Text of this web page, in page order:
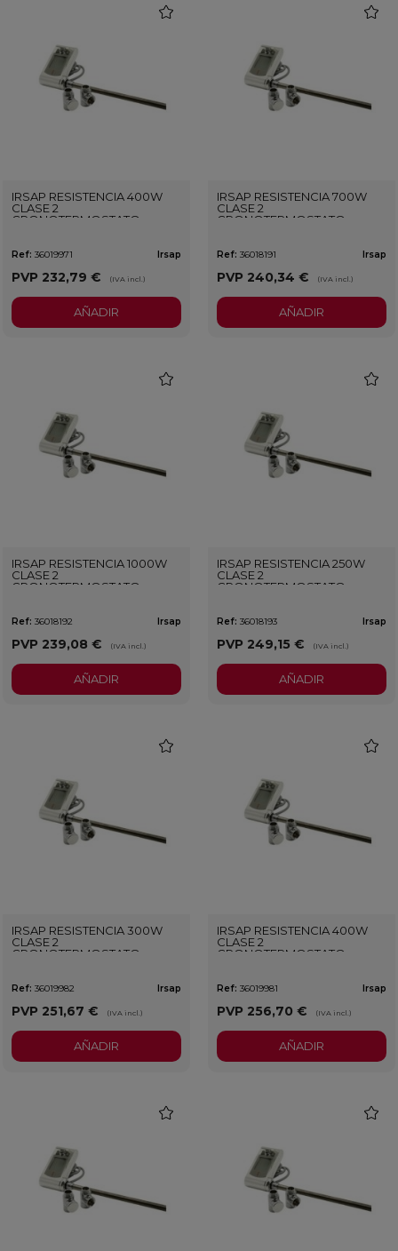
IRSAP RESISTENCIA 400W
CLASE 2
CRONOTERMOSTATO
Ref: 36019971 Irsap
PVP 232,79 € (IVA incl.)
AÑADIR
IRSAP RESISTENCIA 700W
CLASE 2
CRONOTERMOSTATO
Ref: 36018191 Irsap
PVP 240,34 € (IVA incl.)
AÑADIR
IRSAP RESISTENCIA 1000W
CLASE 2
CRONOTERMOSTATO
Ref: 36018192 Irsap
PVP 239,08 € (IVA incl.)
AÑADIR
IRSAP RESISTENCIA 250W
CLASE 2
CRONOTERMOSTATO
Ref: 36018193 Irsap
PVP 249,15 € (IVA incl.)
AÑADIR
IRSAP RESISTENCIA 300W
CLASE 2
CRONOTERMOSTATO
Ref: 36019982 Irsap
PVP 251,67 € (IVA incl.)
AÑADIR
IRSAP RESISTENCIA 400W
CLASE 2
CRONOTERMOSTATO
Ref: 36019981 Irsap
PVP 256,70 € (IVA incl.)
AÑADIR